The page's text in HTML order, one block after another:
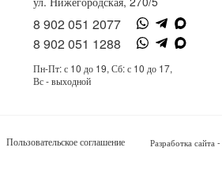
8 902 051 2077
8 902 051 1288
Пн-Пт: с 10 до 19, Сб: с 10 до 17,
Вс - выходной
Пользовательское соглашение
Разработка сайта -